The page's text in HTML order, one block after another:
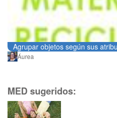
Agrupar objetos según sus
Áurea
MED sugeridos: